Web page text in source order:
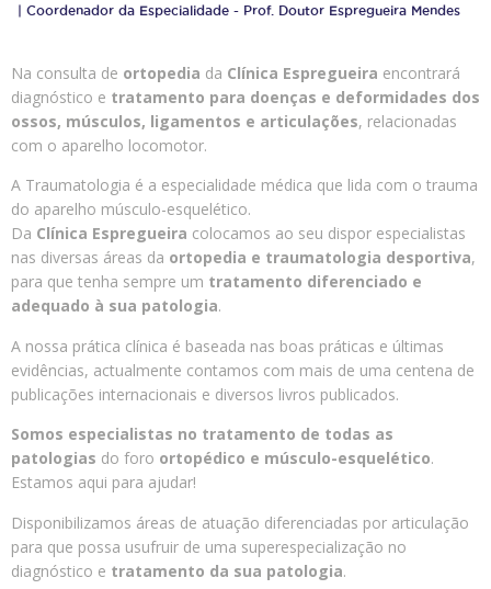
| Coordenador da Especialidade - Prof. Doutor Espregueira Mendes
Na consulta de ortopedia da Clínica Espregueira encontrará
diagnóstico e tratamento para doenças e deformidades dos
ossos, músculos, ligamentos e articulações, relacionadas
com o aparelho locomotor.
A Traumatologia é a especialidade médica que lida com o trauma
do aparelho músculo-esquelético.
Da Clínica Espregueira colocamos ao seu dispor especialistas
nas diversas áreas da ortopedia e traumatologia desportiva,
para que tenha sempre um tratamento diferenciado e
adequado à sua patologia.
A nossa prática clínica é baseada nas boas práticas e últimas
evidências, actualmente contamos com mais de uma centena de
publicações internacionais e diversos livros publicados.
Somos especialistas no tratamento de todas as
patologias do foro ortopédico e músculo-esquelético.
Estamos aqui para ajudar!
Disponibilizamos áreas de atuação diferenciadas por articulação
para que possa usufruir de uma superespecialização no
diagnóstico e tratamento da sua patologia.